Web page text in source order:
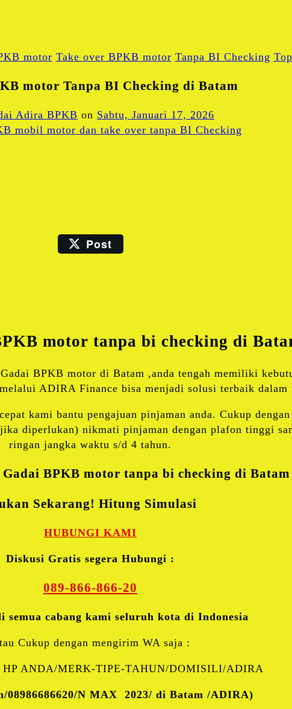
motor Take over BPKB motor Tanpa BI Checking
motor Tanpa BI Checking di Batam
Adira BPKB on Sabtu, Januari 17, 2026
Email Post
motor tanpa bi checking di
BPKB motor di Batam ,anda tengah memiliki
ADIRA Finance bisa menjadi solusi terbaik dalam
kami bantu pengajuan pinjaman anda. Cukup
diperlukan) nikmati pinjaman dengan plafon tinggi
ringan jangka waktu s/d 4 tahun.
Gadai BPKB motor tanpa bi checking di Batam
Sekarang! Hitung Simulasi
HUBUNGI KAMI
Diskusi Gratis segera Hubungi :
089-866-866-20
semua cabang kami seluruh kota di Indonesia
Cukup dengan mengirim WA saja :
ANDA/MERK-TIPE-TAHUN/DOMISILI/ADIRA
08986686620/N MAX 2023/ di Batam /ADIRA)